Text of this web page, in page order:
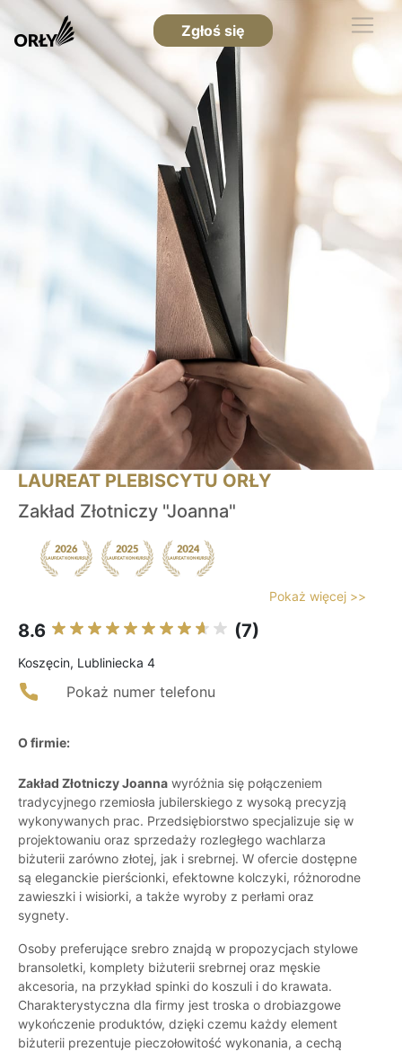
Zgłoś się
LAUREAT PLEBISCYTU ORŁY
Zakład Złotniczy "Joanna"
Pokaż więcej >>
8.6 (7)
Koszęcin, Lubliniecka 4
Pokaż numer telefonu
O firmie:
Zakład Złotniczy Joanna wyróżnia się połączeniem
tradycyjnego rzemiosła jubilerskiego z wysoką precyzją
wykonywanych prac. Przedsiębiorstwo specjalizuje się w
projektowaniu oraz sprzedaży rozległego wachlarza
biżuterii zarówno złotej, jak i srebrnej. W ofercie dostępne
są eleganckie pierścionki, efektowne kolczyki, różnorodne
zawieszki i wisiorki, a także wyroby z perłami oraz
sygnety.
Osoby preferujące srebro znajdą w propozycjach stylowe
bransoletki, komplety biżuterii srebrnej oraz męskie
akcesoria, na przykład spinki do koszuli i do krawata.
Charakterystyczna dla firmy jest troska o drobiazgowe
wykończenie produktów, dzięki czemu każdy element
biżuterii prezentuje pieczołowitość wykonania, a cechą